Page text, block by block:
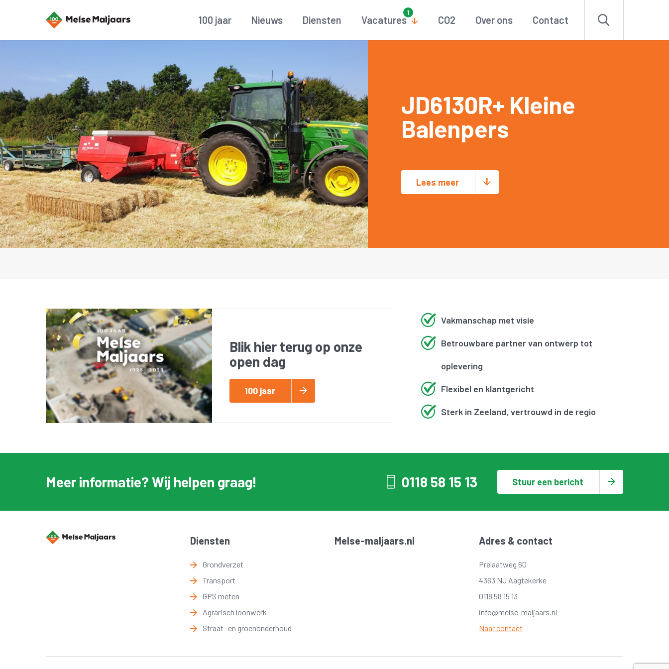
100 jaar Nieuws Diensten Vacatures CO2 Over ons Contact
JD6130R+ Kleine
Balenpers
Lees meer
Blik hier terug op onze
open dag
100 jaar
Vakmanschap met visie
Betrouwbare partner van ontwerp tot
oplevering
Flexibel en klantgericht
Sterk in Zeeland, vertrouwd in de regio
Meer informatie? Wij helpen graag! 0118 58 15 13 Stuur een bericht
Diensten
Grondverzet
Transport
GPS meten
Agrarisch loonwerk
Straat- en groenonderhoud
Melse-maljaars.nl Adres & contact
Prelaatweg 60
4363 NJ Aagtekerke
0118 58 15 13
info@melse-maljaars.nl
Naar contact